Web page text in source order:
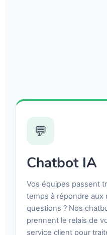
💬
Chatbot IA
Vos équipes passent
temps à répondre aux
questions ? Nos
prennent le relais de
service client pour